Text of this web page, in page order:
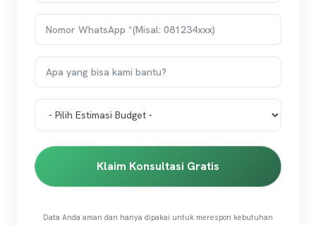
Klaim Konsultasi Gratis
Data Anda aman dan hanya dipakai untuk merespon kebutuhan